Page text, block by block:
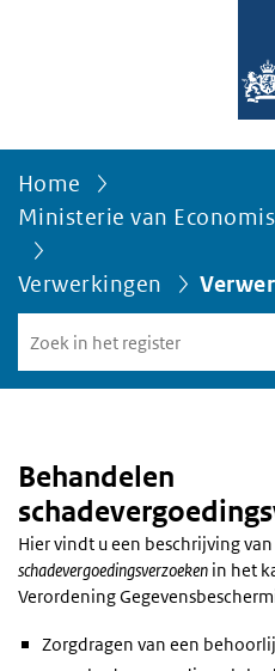
Home
Ministerie van
Verwerkingen
in
het
Behandelen
Hier vindt u een beschrijving
schadevergoedingsverzoeken in het
Verordening
Zorgdragen van een